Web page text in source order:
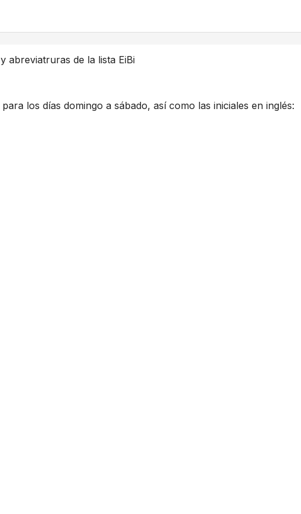
abreviatruras de la lista EiBi
los días domingo a sábado, así como las iniciales en inglés: